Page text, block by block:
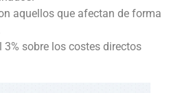
aquellos que afectan de forma
sobre los costes directos